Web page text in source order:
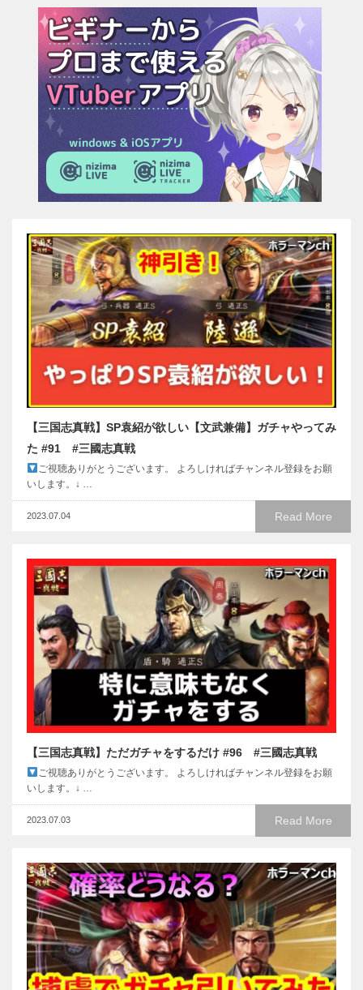
【三国志真戦】SP袁紹が欲しい【文武兼備】ガチャやってみ
た #91 #三國志真戦
ご視聴ありがとうございます。 よろしければチャンネル登録をお願
いします。↓ …
Read More
2023.07.04
【三国志真戦】ただガチャをするだけ #96 #三國志真戦
ご視聴ありがとうございます。 よろしければチャンネル登録をお願
いします。↓ …
Read More
2023.07.03